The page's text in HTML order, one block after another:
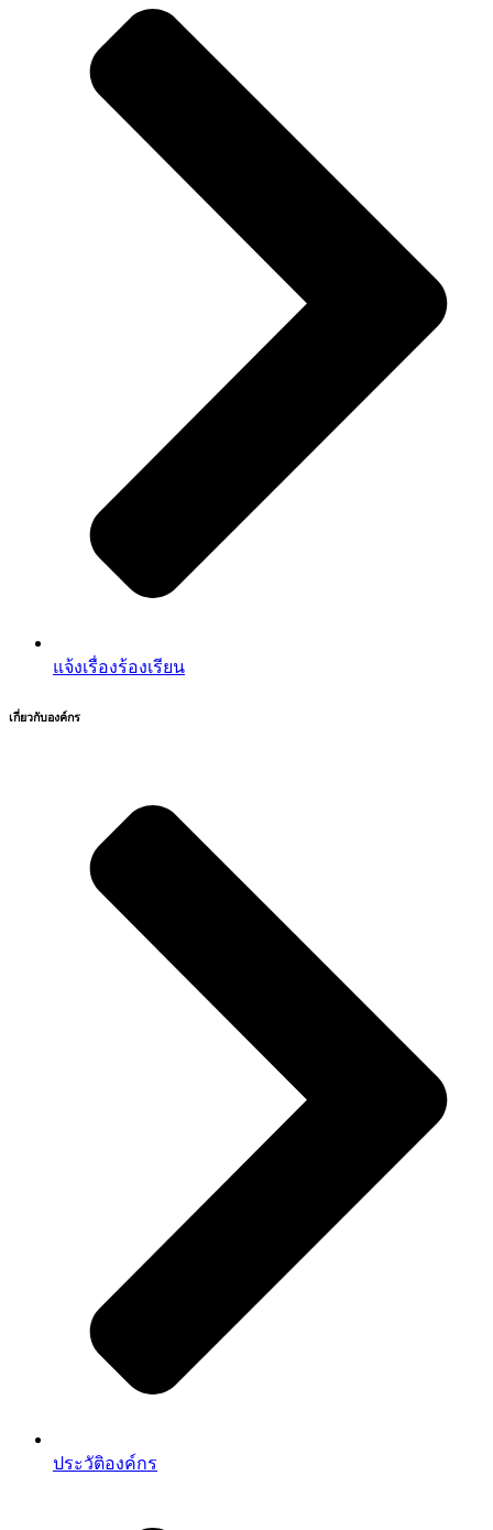
แจ้งเรื่องร้องเรียน
เกี่ยวกับองค์กร
ประวัติองค์กร